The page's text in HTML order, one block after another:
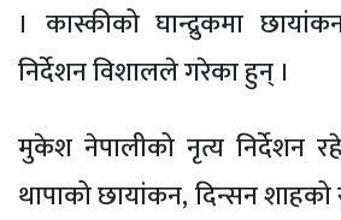
। कास्कीको घान्द्रुकमा
निर्देशन विशालले गरेका हुन् ।
मुकेश नेपालीको नृत्य निर्देशन
थापाको छायांकन, दिन्सन